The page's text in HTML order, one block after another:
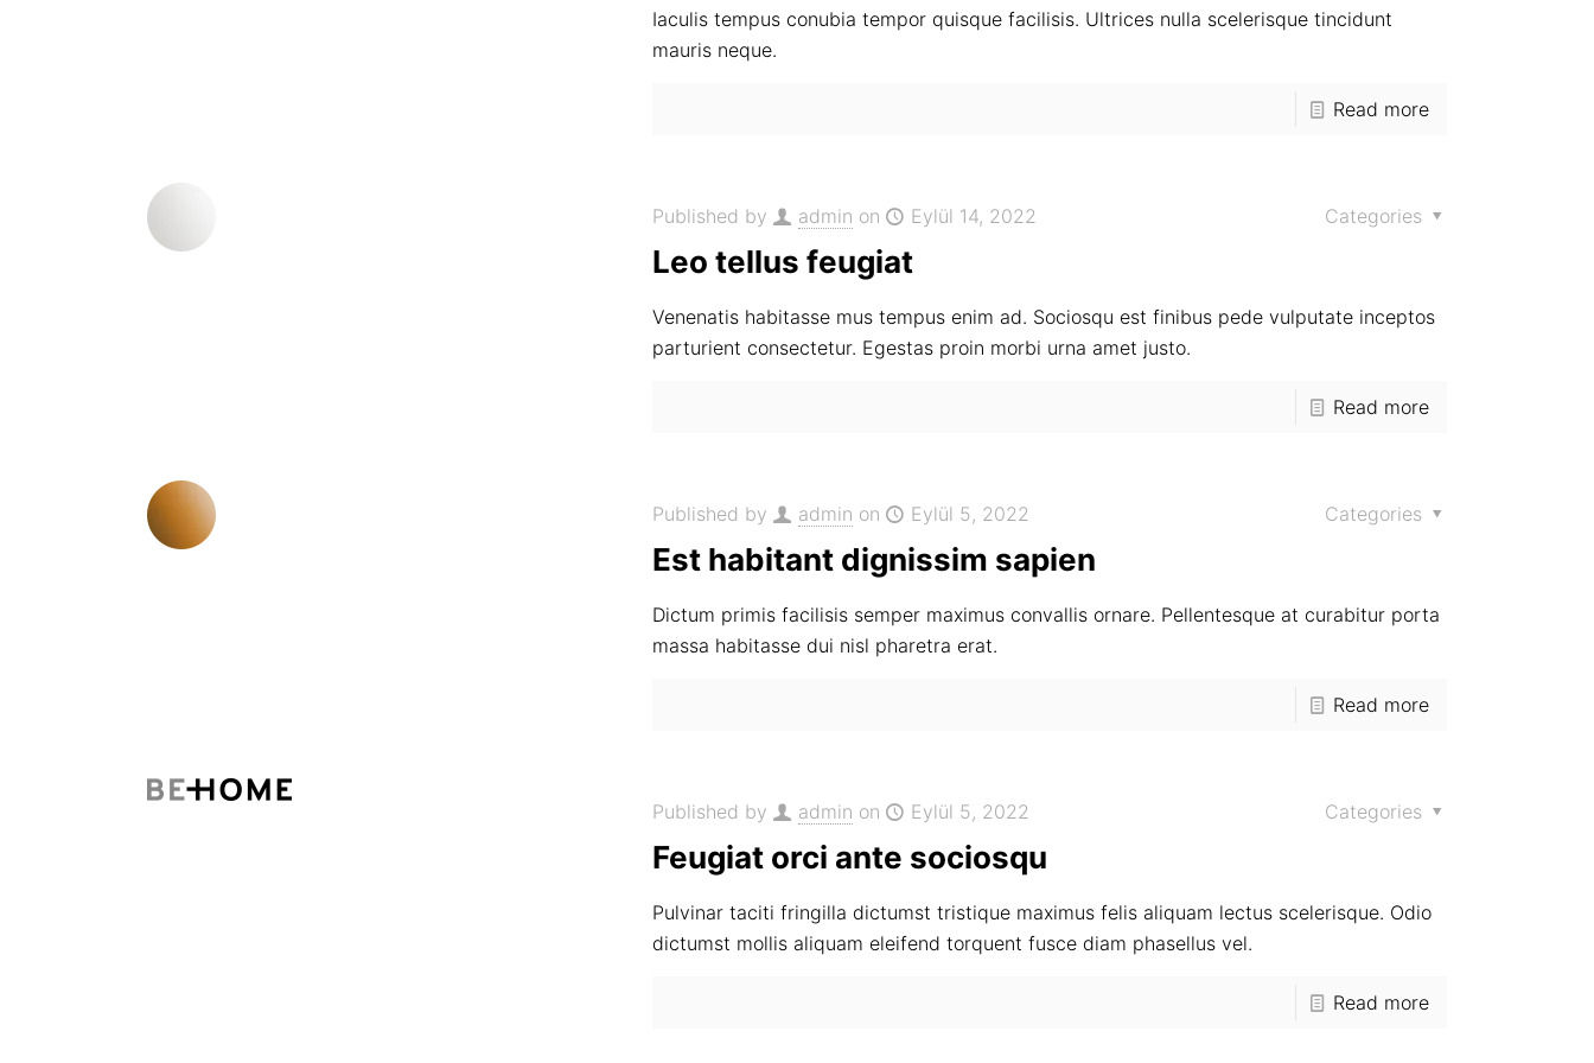
Iaculis tempus conubia tempor quisque facilisis. Ultrices nulla scelerisque tincidunt
mauris neque.
Read more
Published by admin on Eylül 14, 2022 Categories
Leo tellus feugiat
Venenatis habitasse mus tempus enim ad. Sociosqu est finibus pede vulputate inceptos
parturient consectetur. Egestas proin morbi urna amet justo.
Read more
Published by admin on Eylül 5, 2022 Categories
Est habitant dignissim sapien
Dictum primis facilisis semper maximus convallis ornare. Pellentesque at curabitur porta
massa habitasse dui nisl pharetra erat.
Read more
Published by admin on Eylül 5, 2022 Categories
Feugiat orci ante sociosqu
Pulvinar taciti fringilla dictumst tristique maximus felis aliquam lectus scelerisque. Odio
dictumst mollis aliquam eleifend torquent fusce diam phasellus vel.
Read more